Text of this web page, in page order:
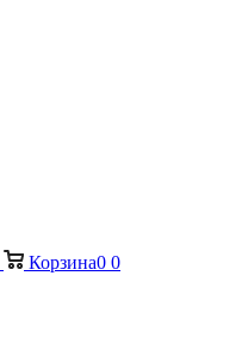
Корзина0 0